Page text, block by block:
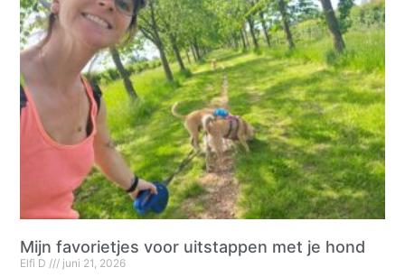
Mijn favorietjes voor uitstappen met je hond
Elfi D juni 21, 2026